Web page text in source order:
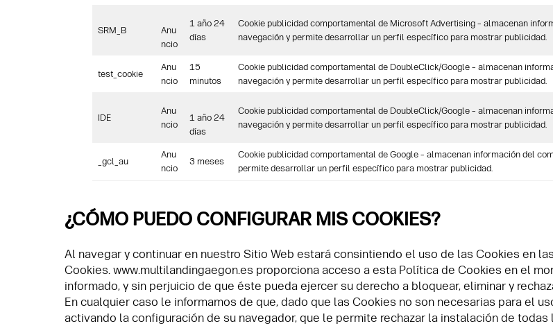
SRM_B
Anu
ncio
1 año 24
días
Cookie publicidad comportamental de Microsoft Advertising – almacenan
navegación y permite desarrollar un perfil específico para mostrar publicidad.
test_cookie
Anu
ncio
15
minutos
Cookie publicidad comportamental de DoubleClick/Google – almacenan
navegación y permite desarrollar un perfil específico para mostrar publicidad.
IDE
Anu
ncio
1 año 24
días
Cookie publicidad comportamental de DoubleClick/Google – almacenan
navegación y permite desarrollar un perfil específico para mostrar publicidad.
_gcl_au
Anu
ncio
3 meses
Cookie publicidad comportamental de Google – almacenan información del
permite desarrollar un perfil específico para mostrar publicidad.
¿CÓMO PUEDO CONFIGURAR MIS COOKIES?
Al navegar y continuar en nuestro Sitio Web estará consintiendo el uso de las Cookies en
Cookies. www.multilandingaegon.es proporciona acceso a esta Política de Cookies en el
informado, y sin perjuicio de que éste pueda ejercer su derecho a bloquear, eliminar y
En cualquier caso le informamos de que, dado que las Cookies no son necesarias para el
activando la configuración de su navegador, que le permite rechazar la instalación de